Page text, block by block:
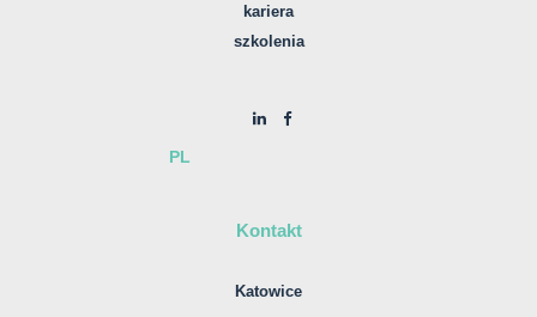
kariera
szkolenia
PL
Kontakt
Katowice